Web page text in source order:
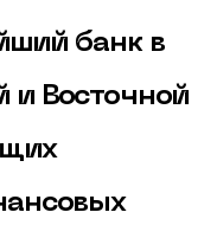
банк в
и Восточной